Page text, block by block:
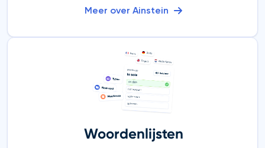
Meer over Ainstein
Woordenlijsten